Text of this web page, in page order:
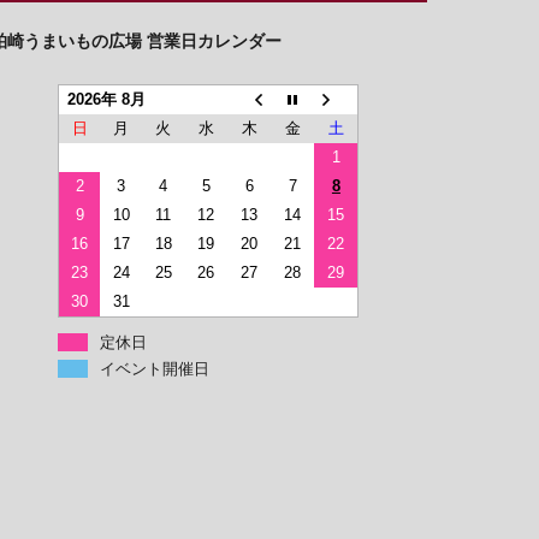
崎うまいもの広場 営業日カレンダー
2026年 8月
日
月 火 水 木 金
土
1
2
3 4 5 6 7
8
9
10 11 12 13 14
15
16
17 18 19 20 21
22
23
24 25 26 27 28
29
30
31
定休日
イベント開催日